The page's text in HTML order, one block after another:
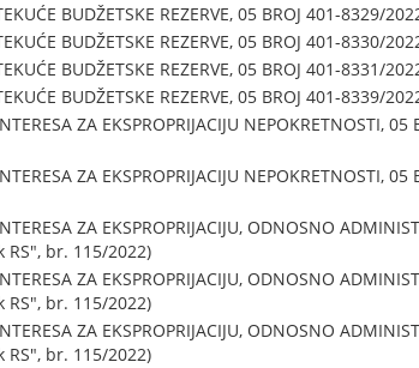
BUDŽETSKE REZERVE, 05 BROJ 401-8329/
BUDŽETSKE REZERVE, 05 BROJ 401-8330/
BUDŽETSKE REZERVE, 05 BROJ 401-8331/
BUDŽETSKE REZERVE, 05 BROJ 401-8339/
ZA EKSPROPRIJACIJU NEPOKRETNOSTI,
ZA EKSPROPRIJACIJU NEPOKRETNOSTI,
ZA EKSPROPRIJACIJU, ODNOSNO
RS", br. 115/2022)
ZA EKSPROPRIJACIJU, ODNOSNO
RS", br. 115/2022)
ZA EKSPROPRIJACIJU, ODNOSNO
RS", br. 115/2022)